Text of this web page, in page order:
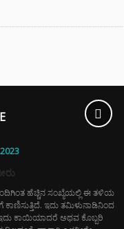
2023
ಹೆಚ್ಚಿನ ಸಂಖ್ಯೆಯಲ್ಲಿ ಈ ತಳಿಯ
ಕಾಣಿಸುತ್ತಿದೆ. ಇದು ತಮಿಳುನಾಡಿನಿಂದ
ಕಾಯಿಯಾದರೆ ಅಥವ ಕೊಬ್ಬರಿ